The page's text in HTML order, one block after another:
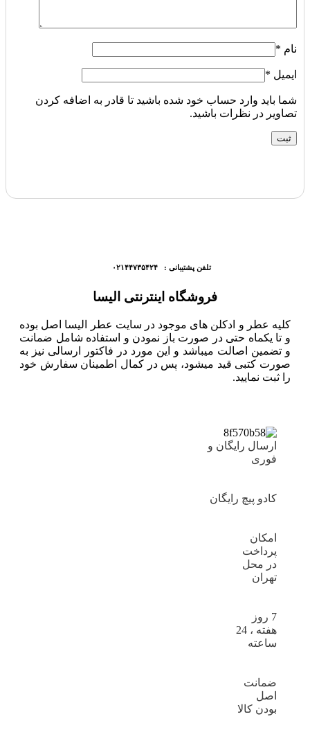
نام *
ایمیل *
شما باید وارد حساب خود شده باشید تا قادر به اضافه کردن
تصاویر در نظرات باشید.
تلفن پشتیبانی : ۰۲۱۴۴۷۳۵۴۲۴
فروشگاه اینترنتی الیسا
کلیه عطر و ادکلن های موجود در سایت عطر الیسا اصل بوده
و تا یکماه حتی در صورت باز نمودن و استفاده شامل ضمانت
و تضمین اصالت میباشد و این مورد در فاکتور ارسالی نیز به
صورت کتبی قید میشود، پس در کمال اطمینان سفارش خود
را ثبت نمایید.
ارسال رایگان و
فوری
کادو پیچ رایگان
امکان
پرداخت
در محل
تهران
7 روز
هفته ، 24
ساعته
ضمانت
اصل
بودن کالا